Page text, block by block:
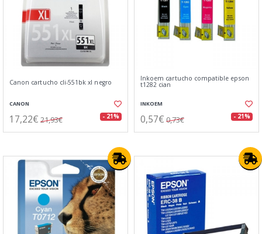
Canon cartucho cli-551bk xl negro
CANON
17,22€ 21,93€ - 21%
Inkoem cartucho compatible epson
t1282 cian
INKOEM
0,57€ 0,73€ - 21%